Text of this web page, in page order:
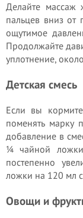
Делайте массаж
пальцев вниз от
ощутимое
Продолжайте
уплотнение,
Детская смесь
Если вы
поменять марку
добавление в
¼ чайной
постепенно
ложки на 120 мл
Овощи и